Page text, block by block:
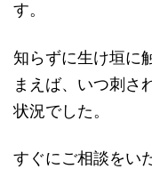
す。
知らずに生け垣に
まえば、いつ刺さ
状況でした。
すぐにご相談をい